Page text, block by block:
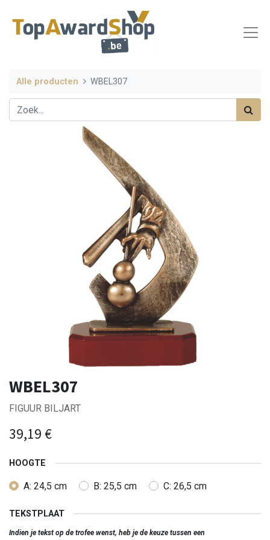
Alle producten WBEL307
WBEL307
FIGUUR BILJART
39,19 €
HOOGTE
A: 24,5 cm B: 25,5 cm C: 26,5 cm
TEKSTPLAAT
Indien je tekst op de trofee wenst, heb je de keuze tussen een